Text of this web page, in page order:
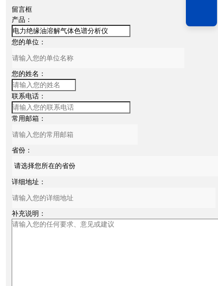
留言框
产品：
您的单位：
您的姓名：
联系电话：
常用邮箱：
省份：
详细地址：
补充说明：